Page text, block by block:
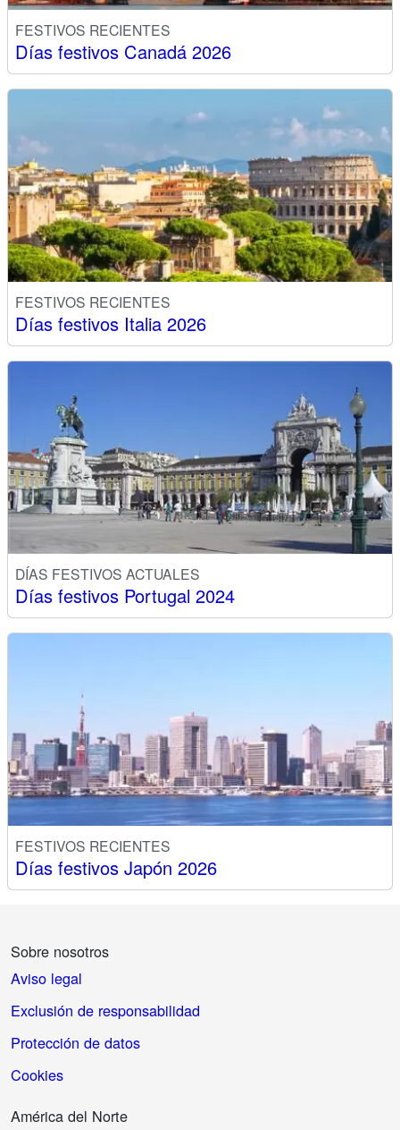
FESTIVOS RECIENTES
Días festivos Canadá 2026
FESTIVOS RECIENTES
Días festivos Italia 2026
DÍAS FESTIVOS ACTUALES
Días festivos Portugal 2024
FESTIVOS RECIENTES
Días festivos Japón 2026
Sobre nosotros
Aviso legal
Exclusión de responsabilidad
Protección de datos
Cookies
América del Norte